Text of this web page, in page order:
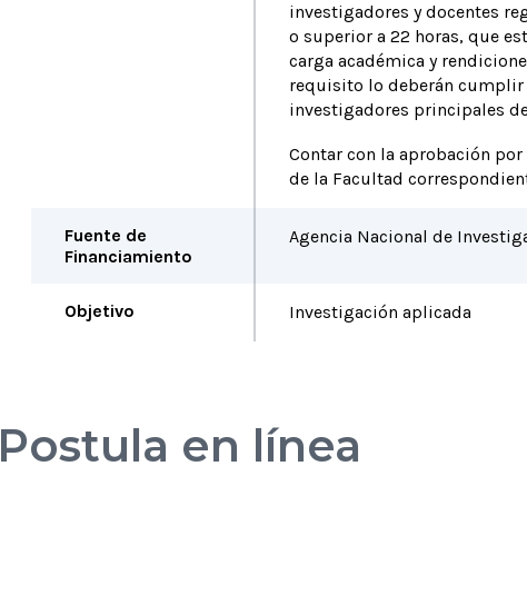
investigadores y docentes
o superior a 22 horas, que
carga académica y
requisito lo deberán
investigadores principales de
Contar con la aprobación
de la Facultad
Fuente de
Financiamiento
Agencia Nacional de
Objetivo Investigación aplicada
Postula en línea
Bases del
concurso
Carta apoyo
Decano